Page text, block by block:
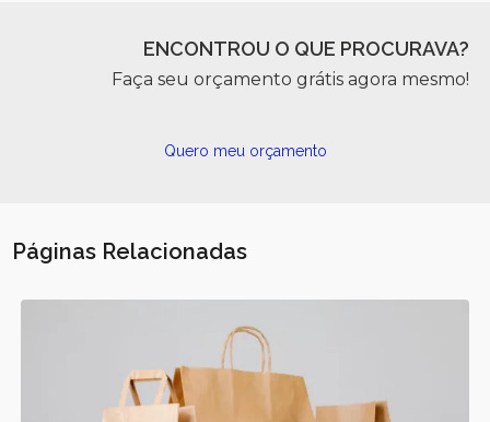
ENCONTROU O QUE PROCURAVA?
Faça seu orçamento grátis agora mesmo!
Quero meu orçamento
Páginas Relacionadas